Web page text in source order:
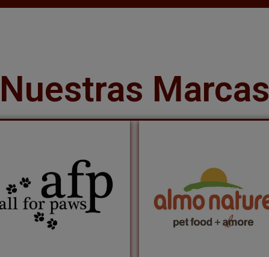
Nuestras Marcas